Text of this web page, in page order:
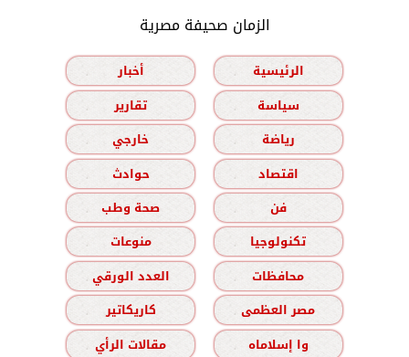
الزمان صحيفة مصرية
الرئيسية
أخبار
سياسة
تقارير
رياضة
خارجي
اقتصاد
حوادث
فن
صحة وطب
تكنولوجيا
منوعات
محافظات
العدد الورقي
مصر العظمى
كاريكاتير
وا إسلاماه
مقالات الرأي